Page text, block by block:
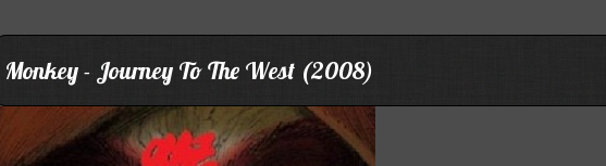
Monkey - Journey To The West (2008)